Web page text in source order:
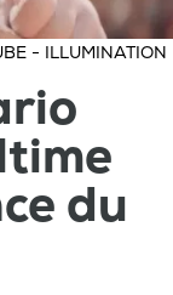
- ILLUMINATION
du